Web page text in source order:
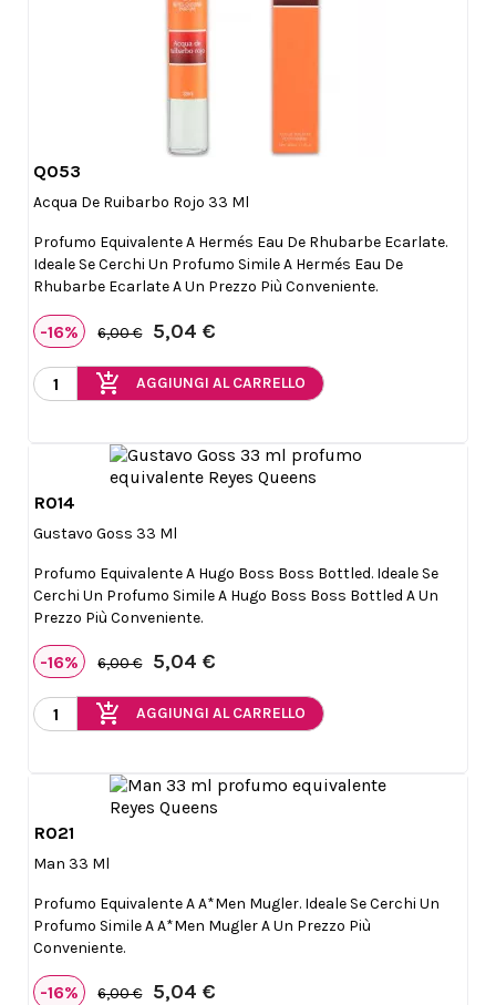
Q053
Acqua De Ruibarbo Rojo 33 Ml
Profumo Equivalente A Hermés Eau De Rhubarbe Ecarlate.
Ideale Se Cerchi Un Profumo Simile A Hermés Eau De
Rhubarbe Ecarlate A Un Prezzo Più Conveniente.
-16% 6,00 € 5,04 €
add_shopping_cart AGGIUNGI AL CARRELLO
R014
Gustavo Goss 33 Ml
Profumo Equivalente A Hugo Boss Boss Bottled. Ideale Se
Cerchi Un Profumo Simile A Hugo Boss Boss Bottled A Un
Prezzo Più Conveniente.
-16% 6,00 € 5,04 €
add_shopping_cart AGGIUNGI AL CARRELLO
R021
Man 33 Ml
Profumo Equivalente A A*Men Mugler. Ideale Se Cerchi Un
Profumo Simile A A*Men Mugler A Un Prezzo Più
Conveniente.
-16% 6,00 € 5,04 €